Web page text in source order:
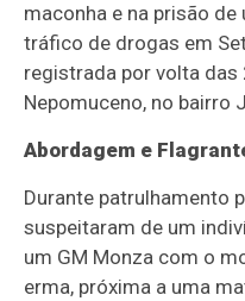
maconha e na prisão
tráfico de drogas em
registrada por volta das
Nepomuceno, no bairro
Abordagem e
Durante patrulhamento
suspeitaram de um
um GM Monza com o
erma, próxima a uma